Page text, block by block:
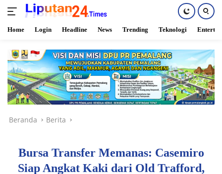
konten
Home Login Headline News Trending Teknologi
Beranda Berita
Bursa Transfer Memanas: Casemiro
Siap Angkat Kaki dari Old Trafford,